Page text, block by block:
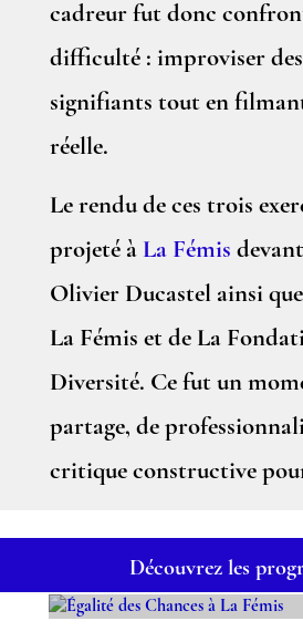
cadreur fut donc
difficulté : improviser
signifiants tout en
réelle.
Le rendu de ces trois
projeté à La Fémis
Olivier Ducastel ainsi que
La Fémis et de La
Diversité. Ce fut un
partage, de
critique constructive
Découvrez les